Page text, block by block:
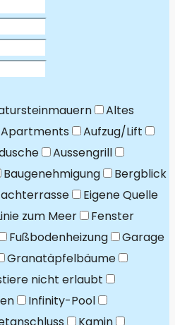
Altes
Apartments
Aufzug/Lift
Aussengrill
Baugenehmigung
Bergblick
Eigene Quelle
zum Meer
Fenster
Fußbodenheizung
Garage
Granatäpfelbäume
nicht erlaubt
Infinity-Pool